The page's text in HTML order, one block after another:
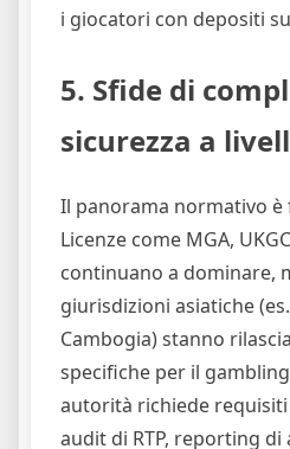
i giocatori con depositi
5. Sfide di
sicurezza a
Il panorama normativo
Licenze come MGA,
continuano a dominare,
giurisdizioni asiatiche
Cambogia) stanno
specifiche per il
autorità richiede
audit di RTP, reporting